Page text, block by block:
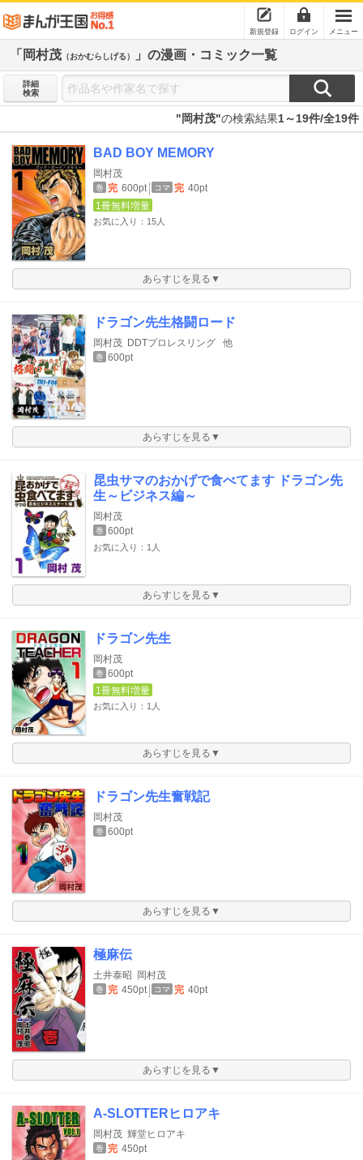
新規登録 ログイン メニュー
「岡村茂 （おかむらしげる） 」の漫画・コミック一覧
詳細
検索
"岡村茂"の検索結果1～19件/全19件
BAD BOY MEMORY
岡村茂
巻 完 600pt コマ 完 40pt
1冊無料増量
お気に入り：15人
あらすじを見る▼
ドラゴン先生格闘ロード
岡村茂 DDTプロレスリング 他
巻 600pt
あらすじを見る▼
昆虫サマのおかげで食べてます ドラゴン先
生～ビジネス編～
岡村茂
巻 600pt
お気に入り：1人
あらすじを見る▼
ドラゴン先生
岡村茂
巻 600pt
1冊無料増量
お気に入り：1人
あらすじを見る▼
ドラゴン先生奮戦記
岡村茂
巻 600pt
あらすじを見る▼
極麻伝
土井泰昭 岡村茂
巻 完 450pt コマ 完 40pt
あらすじを見る▼
A-SLOTTERヒロアキ
岡村茂 輝堂ヒロアキ
巻 完 450pt